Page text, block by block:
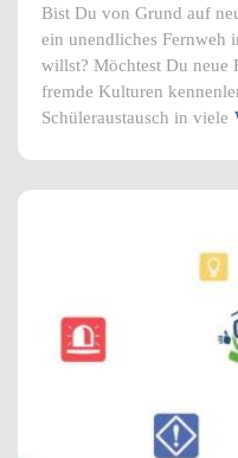
Bist Du von Grund auf
ein unendliches Fernweh
willst? Möchtest Du neue
fremde Kulturen
Schüleraustausch in viele